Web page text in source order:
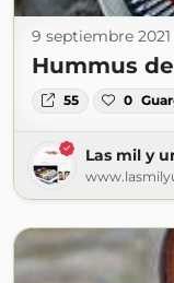
9 septiembre 2021
Hummus
55 0
Las mil y